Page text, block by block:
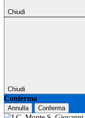
Chiudi
Chiudi
Conferma
Annulla Conferma